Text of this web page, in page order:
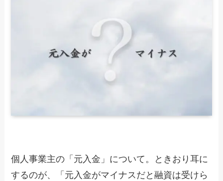
個人事業主の「元入金」について。ときおり耳に
するのが、「元入金がマイナスだと融資は受けら